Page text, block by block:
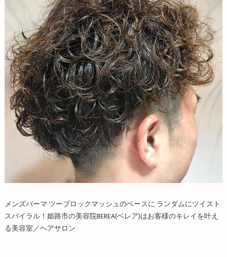
メンズパーマ ツーブロックマッシュのベースに ランダムにツイスト
スパイラル！姫路市の美容院BEREA(ベレア)はお客様のキレイを叶え
る美容室／ヘアサロン